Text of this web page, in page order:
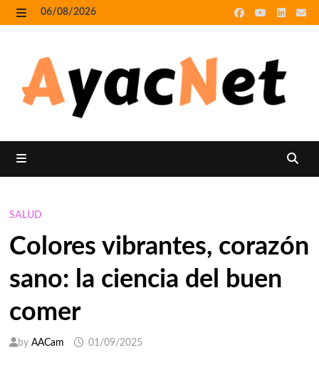
Skip
to
06/08/2026
SALUD
Colores vibrantes, corazón
sano: la ciencia del buen
comer
by AACam 01/09/2025